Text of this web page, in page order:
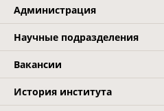
Администрация
Научные подразделения
Вакансии
История института